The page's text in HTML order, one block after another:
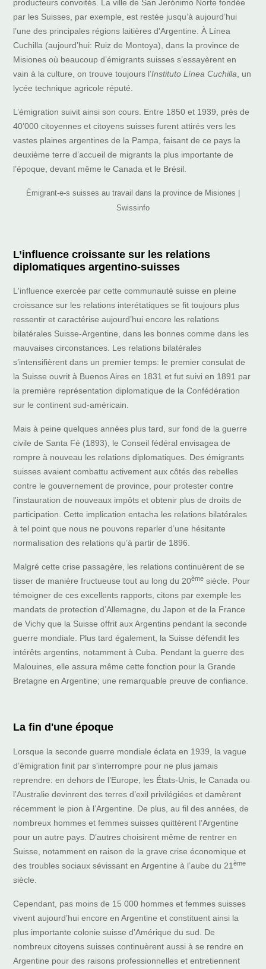
producteurs convoités. La ville de San Jerónimo Norte fondée
par les Suisses, par exemple, est restée jusqu’à aujourd’hui
l’une des principales régions laitières d'Argentine. À Línea
Cuchilla (aujourd’hui: Ruiz de Montoya), dans la province de
Misiones où beaucoup d’émigrants suisses s’essayèrent en
vain à la culture, on trouve toujours l’Instituto Línea Cuchilla , un
lycée technique agricole réputé.
L’émigration suivit ainsi son cours. Entre 1850 et 1939, près de
40’000 citoyennes et citoyens suisses furent attirés vers les
vastes plaines argentines de la Pampa, faisant de ce pays la
deuxième terre d’accueil de migrants la plus importante de
l’époque, devant même le Canada et le Brésil.
Émigrant-e-s suisses au travail dans la province de Misiones |
Swissinfo
L’influence croissante sur les relations
diplomatiques argentino-suisses
L'influence exercée par cette communauté suisse en pleine
croissance sur les relations interétatiques se fit toujours plus
ressentir et caractérise aujourd’hui encore les relations
bilatérales Suisse-Argentine, dans les bonnes comme dans les
mauvaises circonstances. Les relations bilatérales
s’intensifièrent dans un premier temps: le premier consulat de
la Suisse ouvrit à Buenos Aires en 1831 et fut suivi en 1891 par
la première représentation diplomatique de la Confédération
sur le continent sud-américain.
Mais à peine quelques années plus tard, sur fond de la guerre
civile de Santa Fé (1893), le Conseil fédéral envisagea de
rompre à nouveau les relations diplomatiques. Des émigrants
suisses avaient combattu activement aux côtés des rebelles
contre le gouvernement de province, pour protester contre
l'instauration de nouveaux impôts et obtenir plus de droits de
participation. Cette implication entacha les relations bilatérales
à tel point que nous ne pouvons reparler d’une hésitante
normalisation des relations qu’à partir de 1896.
Malgré cette crise passagère, les relations continuèrent de se
tisser de manière fructueuse tout au long du 20ème siècle. Pour
témoigner de ces excellents rapports, citons par exemple les
mandats de protection d’Allemagne, du Japon et de la France
de Vichy que la Suisse offrit aux Argentins pendant la seconde
guerre mondiale. Plus tard également, la Suisse défendit les
intérêts argentins, notamment à Cuba. Pendant la guerre des
Malouines, elle assura même cette fonction pour la Grande
Bretagne en Argentine; une remarquable preuve de confiance.
La fin d'une époque
Lorsque la seconde guerre mondiale éclata en 1939, la vague
d’émigration finit par s'interrompre pour ne plus jamais
reprendre: en dehors de l’Europe, les États-Unis, le Canada ou
l’Australie devinrent des terres d’exil privilégiées et damèrent
récemment le pion à l’Argentine. De plus, au fil des années, de
nombreux hommes et femmes suisses quittèrent l’Argentine
pour un autre pays. D’autres choisirent même de rentrer en
Suisse, notamment en raison de la grave crise économique et
des troubles sociaux sévissant en Argentine à l’aube du 21ème
siècle.
Cependant, pas moins de 15 000 hommes et femmes suisses
vivent aujourd’hui encore en Argentine et constituent ainsi la
plus importante colonie suisse d’Amérique du sud. De
nombreux citoyens suisses continuèrent aussi à se rendre en
Argentine pour des raisons professionnelles et entretiennent